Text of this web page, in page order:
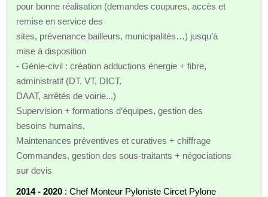
pour bonne réalisation (demandes coupures, accès et
remise en service des
sites, prévenance bailleurs, municipalités…) jusqu’à
mise à disposition
- Génie-civil : création adductions énergie + fibre,
administratif (DT, VT, DICT,
DAAT, arrêtés de voirie...)
Supervision + formations d’équipes, gestion des
besoins humains,
Maintenances préventives et curatives + chiffrage
Commandes, gestion des sous-traitants + négociations
sur devis
2014 - 2020 : Chef Monteur Pyloniste Circet Pylone